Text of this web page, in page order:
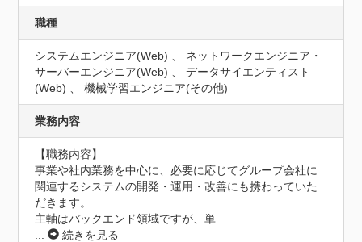
職種
システムエンジニア(Web) 、 ネットワークエンジニア・
サーバーエンジニア(Web) 、 データサイエンティスト
(Web) 、 機械学習エンジニア(その他)
業務内容
【職務内容】
事業や社内業務を中心に、必要に応じてグループ会社に
関連するシステムの開発・運用・改善にも携わっていた
だきます。
主軸はバックエンド領域ですが、単
...
続きを見る